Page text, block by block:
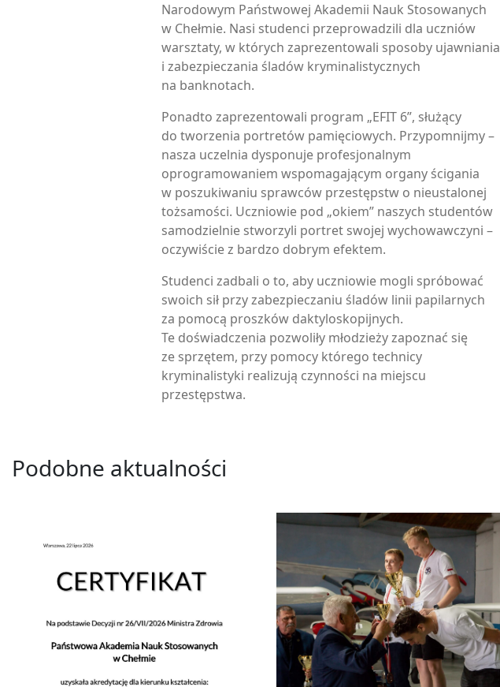
Narodowym Państwowej Akademii Nauk Stosowanych
w Chełmie. Nasi studenci przeprowadzili dla uczniów
warsztaty, w których zaprezentowali sposoby ujawniania
i zabezpieczania śladów kryminalistycznych
na banknotach.
Ponadto zaprezentowali program „EFIT 6”, służący
do tworzenia portretów pamięciowych. Przypomnijmy –
nasza uczelnia dysponuje profesjonalnym
oprogramowaniem wspomagającym organy ścigania
w poszukiwaniu sprawców przestępstw o nieustalonej
tożsamości. Uczniowie pod „okiem” naszych studentów
samodzielnie stworzyli portret swojej wychowawczyni –
oczywiście z bardzo dobrym efektem.
Studenci zadbali o to, aby uczniowie mogli spróbować
swoich sił przy zabezpieczaniu śladów linii papilarnych
za pomocą proszków daktyloskopijnych.
Te doświadczenia pozwoliły młodzieży zapoznać się
ze sprzętem, przy pomocy którego technicy
kryminalistyki realizują czynności na miejscu
przestępstwa.
Podobne aktualności